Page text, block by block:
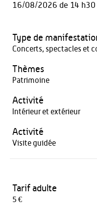
16/08/2026 de 14
Type de
Concerts, spectacles et
Thèmes
Patrimoine
Activité
Intérieur et extérieur
Activité
Visite guidée
Tarif adulte
5 €